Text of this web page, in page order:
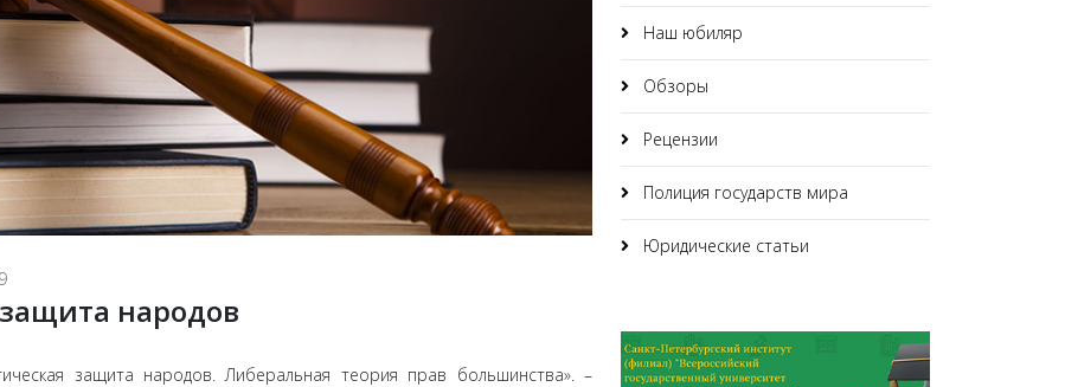
народов
защита народов. Либеральная теория прав большинства». –
Наш юбиляр
Обзоры
Рецензии
Полиция государств мира
Юридические статьи